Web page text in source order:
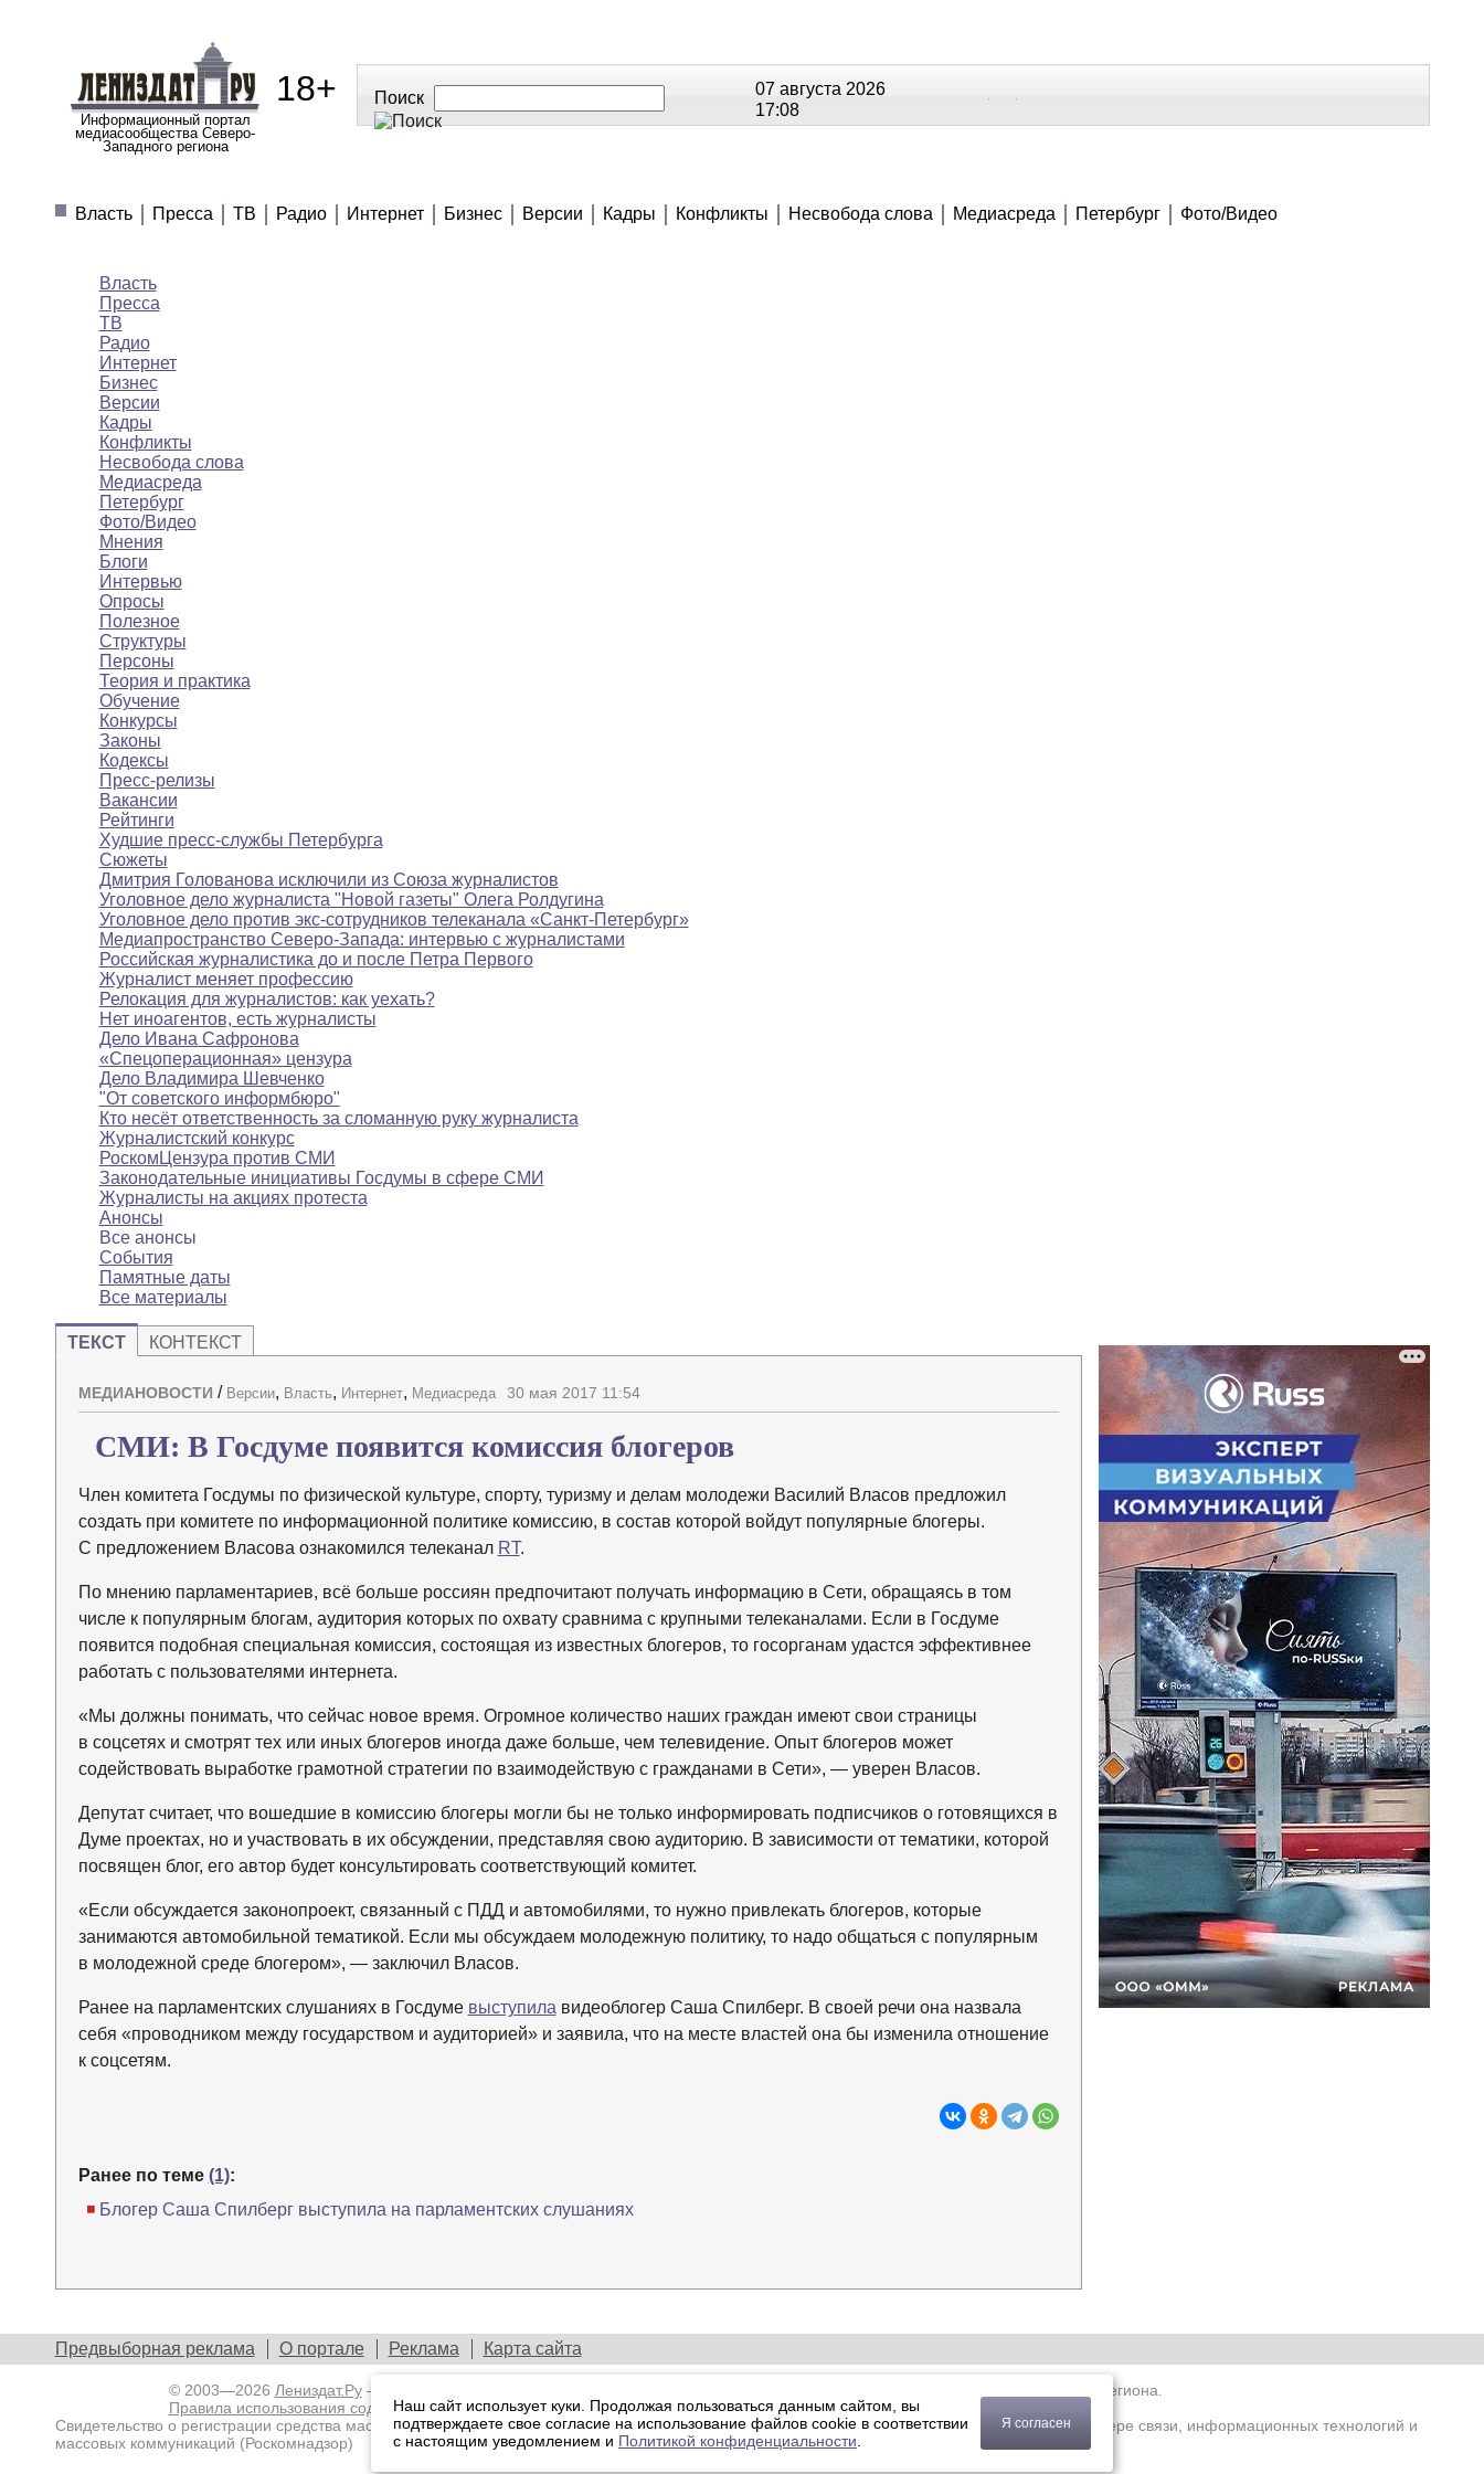
Информационный портал
медиасообщества Северо-
Западного региона
18+ Поиск
07 августа 2026
17:08
Власть
Пресса ТВ Радио Интернет Бизнес Версии Кадры Конфликты Несвобода слова Медиасреда Петербург Фото/Видео
Власть
Пресса
ТВ
Радио
Интернет
Бизнес
Версии
Кадры
Конфликты
Несвобода слова
Медиасреда
Петербург
Фото/Видео
Мнения
Блоги
Интервью
Опросы
Полезное
Структуры
Персоны
Теория и практика
Обучение
Конкурсы
Законы
Кодексы
Пресс-релизы
Вакансии
Рейтинги
Худшие пресс-службы Петербурга
Сюжеты
Дмитрия Голованова исключили из Союза журналистов
Уголовное дело журналиста "Новой газеты" Олега Ролдугина
Уголовное дело против экс-сотрудников телеканала «Санкт-Петербург»
Медиапространство Северо-Запада: интервью с журналистами
Российская журналистика до и после Петра Первого
Журналист меняет профессию
Релокация для журналистов: как уехать?
Нет иноагентов, есть журналисты
Дело Ивана Сафронова
«Спецоперационная» цензура
Дело Владимира Шевченко
"От советского информбюро"
Кто несёт ответственность за сломанную руку журналиста
Журналистский конкурс
РоскомЦензура против СМИ
Законодательные инициативы Госдумы в сфере СМИ
Журналисты на акциях протеста
Анонсы
Все анонсы
События
Памятные даты
Все материалы
ТЕКСТ КОНТЕКСТ
МЕДИАНОВОСТИ / Версии, Власть, Интернет, Медиасреда 30 мая 2017 11:54 Изменить шрифт
В закладки
СМИ: В Госдуме появится комиссия блогеров
Член комитета Госдумы по физической культуре, спорту, туризму и делам молодежи Василий Власов предложил
создать при комитете по информационной политике комиссию, в состав которой войдут популярные блогеры.
С предложением Власова ознакомился телеканал RT.
По мнению парламентариев, всё больше россиян предпочитают получать информацию в Сети, обращаясь в том
числе к популярным блогам, аудитория которых по охвату сравнима с крупными телеканалами. Если в Госдуме
появится подобная специальная комиссия, состоящая из известных блогеров, то госорганам удастся эффективнее
работать с пользователями интернета.
«Мы должны понимать, что сейчас новое время. Огромное количество наших граждан имеют свои страницы
в соцсетях и смотрят тех или иных блогеров иногда даже больше, чем телевидение. Опыт блогеров может
содействовать выработке грамотной стратегии по взаимодействую с гражданами в Сети», — уверен Власов.
Депутат считает, что вошедшие в комиссию блогеры могли бы не только информировать подписчиков о готовящихся в
Думе проектах, но и участвовать в их обсуждении, представляя свою аудиторию. В зависимости от тематики, которой
посвящен блог, его автор будет консультировать соответствующий комитет.
«Если обсуждается законопроект, связанный с ПДД и автомобилями, то нужно привлекать блогеров, которые
занимаются автомобильной тематикой. Если мы обсуждаем молодежную политику, то надо общаться с популярным
в молодежной среде блогером», — заключил Власов.
Ранее на парламентских слушаниях в Госдуме выступила видеоблогер Саша Спилберг. В своей речи она назвала
себя «проводником между государством и аудиторией» и заявила, что на месте властей она бы изменила отношение
к соцсетям.
Ранее по теме (1):
Блогер Саша Спилберг выступила на парламентских слушаниях
Предвыборная реклама О портале Реклама Карта сайта
© 2003—2026 Лениздат.Ру— информационный портал медиасообщества Санкт-Петербурга, Ленобласти и Северо-Западного региона.
Правила использования содержания сайта. Политика конфиденциальности.
Свидетельство о регистрации средства массовой информации ЭЛ №ФС77-91046, выданное 10.03.2026 Федеральной службой по надзору в сфере связи, информационных технологий и
массовых коммуникаций (Роскомнадзор)
Наш сайт использует куки. Продолжая пользоваться данным сайтом, вы
подтверждаете свое согласие на использование файлов cookie в соответствии
с настоящим уведомлением и Политикой конфиденциальности
Я согласен